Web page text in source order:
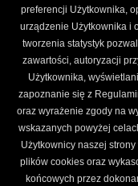
Facebook
Wydawnictwo Czarne.
preferencji Użytkownika,
urządzenie Użytkownika i
tworzenia statystyk
zawartości, autoryzacji
Użytkownika,
zapoznanie się z
oraz wyrażenie zgody na
wskazanych powyżej
Użytkownicy naszej
plików cookies oraz
końcowych przez